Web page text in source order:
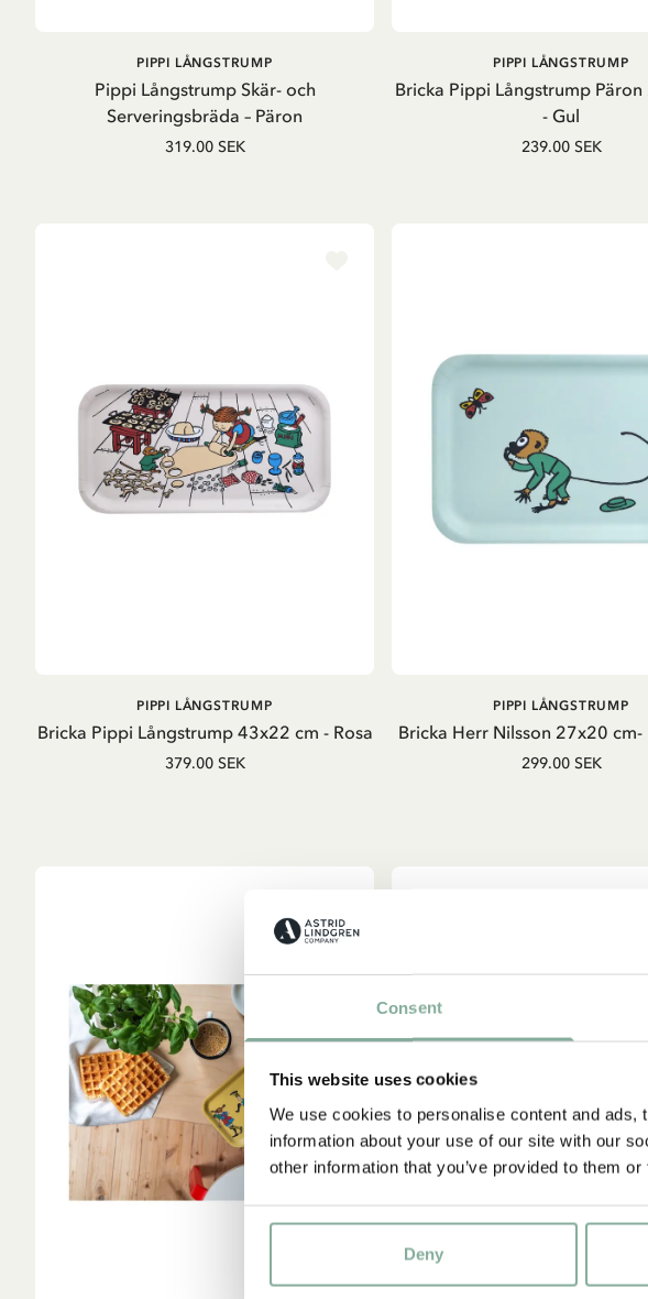
Consent
This website uses cookies
We use cookies to personalise content and
information about your use of our site with our
other information that you’ve provided to them
Deny
LÄGG I VARUKORG
Pippi Långstrump Skär- och
Serveringsbräda – Päron
PIPPI LÅNGSTRUMP
319.00 SEK
LÄGG I VARUKORG
Bricka Pippi Långstrump
- Gul
PIPPI LÅNGSTRUMP
239.00 SEK
LÄGG I VARUKORG
Bricka Pippi Långstrump 43x22 cm - Rosa
PIPPI LÅNGSTRUMP
379.00 SEK
LÄGG I VARUKORG
Bricka Herr Nilsson 27x20
PIPPI LÅNGSTRUMP
299.00 SEK